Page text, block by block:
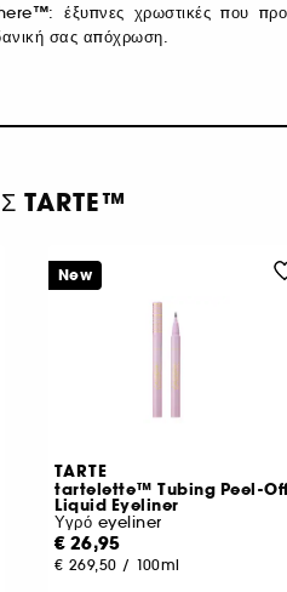
έξυπνες χρωστικές που
σας απόχρωση.
TARTE™
TARTE
tartelette™ Tubing Peel-
Liquid Eyeliner
Υγρό eyeliner
€ 26,95
€ 269,50 / 100ml
New